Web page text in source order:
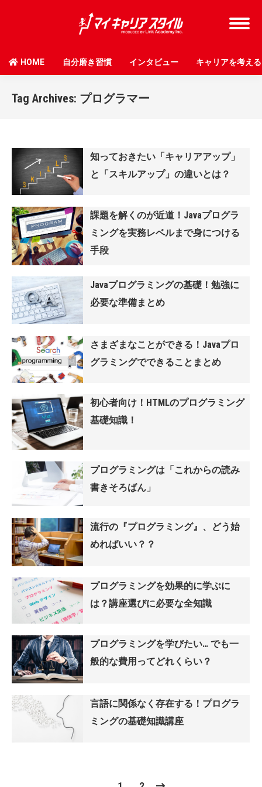
HOME 自分磨き習慣 インタビュー キャリアを考える
Tag Archives: プログラマー
知っておきたい「キャリアアップ」
と「スキルアップ」の違いとは？
課題を解くのが近道！Javaプログラ
ミングを実務レベルまで身につける
手段
Javaプログラミングの基礎！勉強に
必要な準備まとめ
さまざまなことができる！Javaプロ
グラミングでできることまとめ
初心者向け！HTMLのプログラミング
基礎知識！
プログラミングは「これからの読み
書きそろばん」
流行の『プログラミング』、どう始
めればいい？？
プログラミングを効果的に学ぶに
は？講座選びに必要な全知識
プログラミングを学びたい… でも一
般的な費用ってどれくらい？
言語に関係なく存在する！プログラ
ミングの基礎知識講座